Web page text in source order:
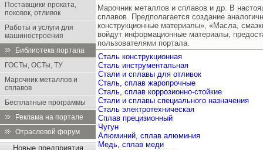
Поставщики проката,
поковок, отливок
Работы и услуги для
машиностроения
Библиотека портала
ГОСТы, ОСТы, ТУ
Марочник металлов и
сплавов
Бесплатные программы
Реклама на портале
Отраслевой форум
Новые предприятия
Марочник металлов и сплавов и др. В
сплавов. Предполагается создание
конструкционные материалы», «Масла,
войдут информационные материалы,
пользователями портала.
Сталь конструкционная
Сталь инструментальная
Стали и сплавы для отливок
Сталь, сплав жаропрочные
Сталь, сплав коррозионно-стойкие
Стали и сплавы специального назначения
Сталь электротехническая
Сплав прецизионный
Чугун
Алюминий, сплав алюминия
Медь, сплав меди